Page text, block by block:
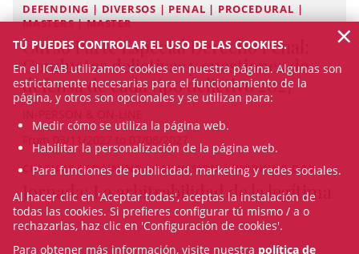
DEFENDING | DIVERSOS | PENAL | PROCEDURAL |
MASTERS | MASTER
Curso Parte Especial Derecho Penal:
Conductas delictivas y cuestiones de
defensa de cada tipo delictivo 2027
CULTURE / TRAINING COMMISSION | WORKING DAY
Jornada: La arbitrabilidad de la legítima
TÚ PUEDES CONTROLAR EL USO DE LAS COOKIES.
En el ICAB utilizamos cookies en nuestra página. Algunas son
estrictamente necesarias para el funcionamiento de la
página, y otros son opcionales y se utilizan para:
Medir cómo se utiliza la página web.
Habilitar la personalización de la página web.
Para funciones de publicidad, marketing y redes sociales.
Al hacer clic en 'Aceptar todas', aceptas la instalación de
todas las cookies. Si prefieres configurar tú mismo / a o
rechazarlas, haz clic en 'Configuración de cookies'.
Para obtener más información, visite nuestra política de
×